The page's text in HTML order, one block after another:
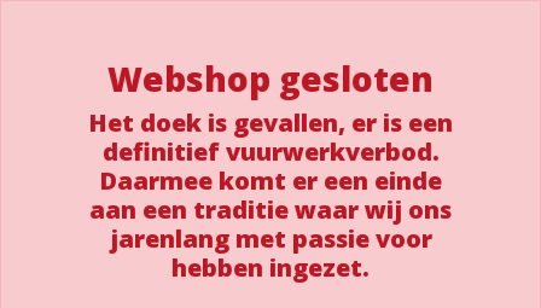
Webshop gesloten
Het doek is gevallen, er is een
definitief vuurwerkverbod.
Daarmee komt er een einde
aan een traditie waar wij ons
jarenlang met passie voor
hebben ingezet.